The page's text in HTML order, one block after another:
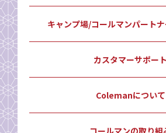
キャンプ場/コールマンパート
カスタマーサポート
Colemanについて
コールマンの取り組